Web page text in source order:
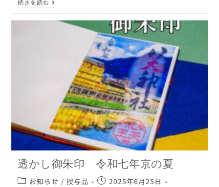
続きを読む
透かし御朱印 令和七年京の夏
お知らせ / 授与品
2025年6月25日